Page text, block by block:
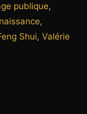
publique,
,
Shui, Valérie